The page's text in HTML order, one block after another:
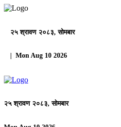
२५ श्रावण २०८३, सोमबार
| Mon Aug 10 2026
२५ श्रावण २०८३, सोमबार